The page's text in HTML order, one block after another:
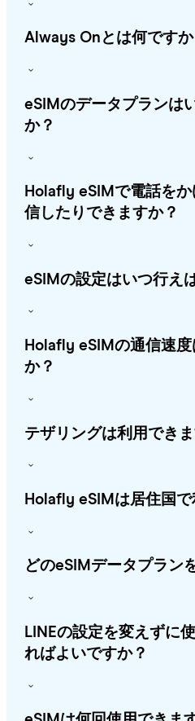
Always Onとは何ですか
eSIMのデータプランは
か？
Holafly eSIMで電話を
信したりできますか？
eSIMの設定はいつ行え
Holafly eSIMの通信速
か？
テザリングは利用でき
Holafly eSIMは居住国
どのeSIMデータプラン
LINEの設定を変えずに
ればよいですか？